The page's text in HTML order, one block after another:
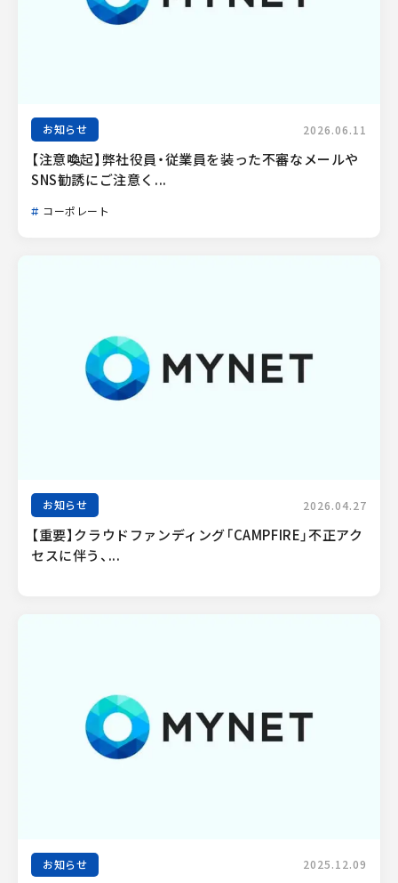
お知らせ 2026.06.11
【注意喚起】弊社役員・従業員を装った不審なメールや
SNS勧誘にご注意く...
コーポレート
お知らせ 2026.04.27
【重要】クラウドファンディング「CAMPFIRE」不正アク
セスに伴う、...
お知らせ 2025.12.09